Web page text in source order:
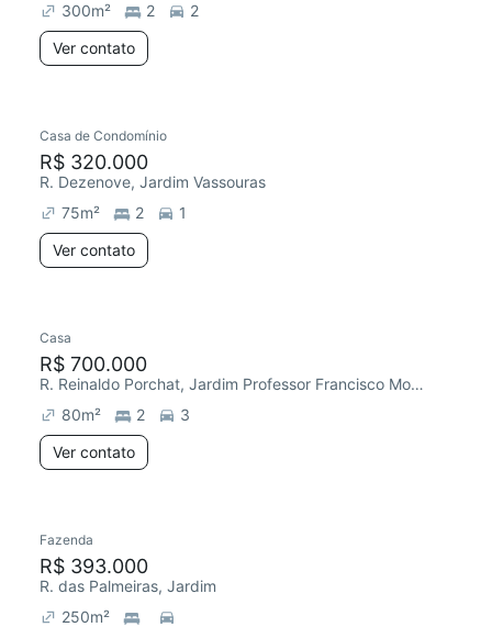
300m² 2
2
Ver contato
Chegou há 4 dias
Casa de Condomínio
R$ 320.000
R. Dezenove, Jardim Vassouras
75m² 2
1
Ver contato
Casa
R$ 700.000
R. Reinaldo Porchat, Jardim Professor Francisco Morato
80m² 2
3
Ver contato
Redecorar
Fazenda
R$ 393.000
R. das Palmeiras, Jardim
250m²